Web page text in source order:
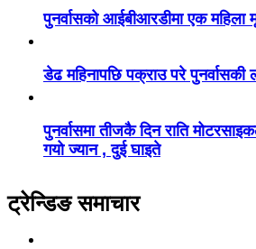
पुनर्वासको आईबीआरडीमा एक महिला
डेढ महिनापछि पक्राउ परे पुनर्वासकी
पुनर्वासमा तीजकै दिन राति
गयो ज्यान , दुई घाइते
ट्रेन्डिङ समाचार